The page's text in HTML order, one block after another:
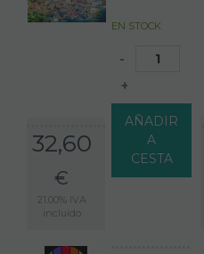
32,60
€
21.00% IVA
incluido
EN STOCK
-
+
AÑADIR
A
CESTA